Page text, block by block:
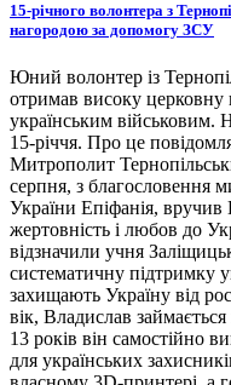
15-річного волонтера з
нагородою за допомогу ЗСУ
Юний волонтер із
отримав високу церковну
українським військовим.
15-річчя. Про це
Митрополит
серпня, з благословення
України Епіфанія,
жертовність і любов до
відзначили учня
систематичну підтримку
захищають Україну від
вік, Владислав
13 років він самостійно
для українських